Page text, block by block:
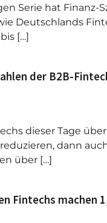
Serie hat Finanz-
Deutschlands
[…]
der B2B-
dieser Tage
dann
über […]
Fintechs machen